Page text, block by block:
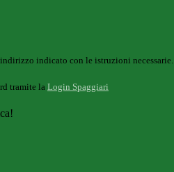
indicato con le istruzioni necessarie.
tramite la Login Spaggiari